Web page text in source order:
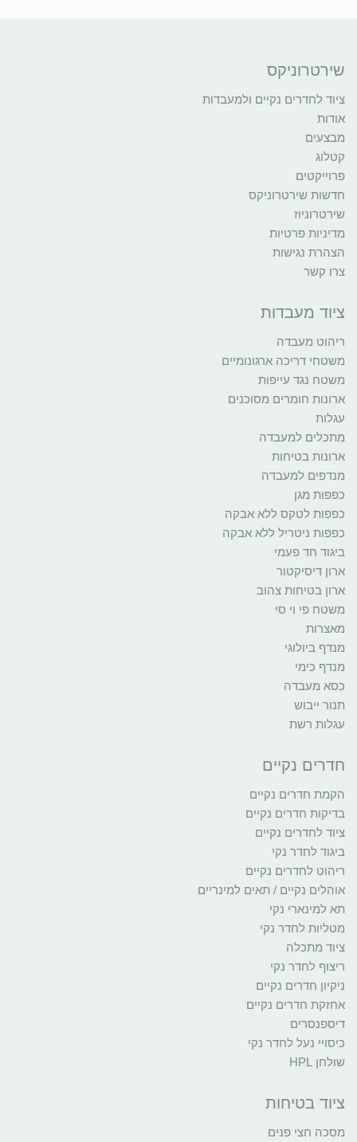
שירטרוניקס
ציוד לחדרים נקיים ולמעבדות
אודות
מבצעים
קטלוג
פרוייקטים
חדשות שירטרוניקס
שירטרוניוז
מדיניות פרטיות
הצהרת נגישות
צרו קשר
ציוד מעבדות
ריהוט מעבדה
משטחי דריכה ארגונומיים
משטח נגד עייפות
ארונות חומרים מסוכנים
עגלות
מתכלים למעבדה
ארונות בטיחות
מנדפים למעבדה
כפפות מגן
כפפות לטקס ללא אבקה
כפפות ניטריל ללא אבקה
ביגוד חד פעמי
ארון דיסיקטור
ארון בטיחות צהוב
משטח פי וי סי
מאצרות
מנדף ביולוגי
מנדף כימי
כסא מעבדה
תנור ייבוש
עגלות רשת
חדרים נקיים
הקמת חדרים נקיים
בדיקות חדרים נקיים
ציוד לחדרים נקיים
ביגוד לחדר נקי
ריהוט לחדרים נקיים
אוהלים נקיים / תאים למינריים
תא למינארי נקי
מטליות לחדר נקי
ציוד מתכלה
ריצוף לחדר נקי
ניקיון חדרים נקיים
אחזקת חדרים נקיים
דיספנסרים
כיסויי נעל לחדר נקי
שולחן HPL
ציוד בטיחות
מסכה חצי פנים